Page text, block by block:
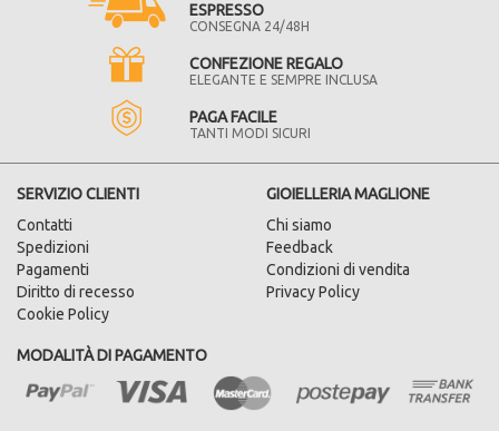
ESPRESSO
CONSEGNA 24/48H
CONFEZIONE REGALO
ELEGANTE E SEMPRE INCLUSA
PAGA FACILE
TANTI MODI SICURI
SERVIZIO CLIENTI
Contatti
Spedizioni
Pagamenti
Diritto di recesso
Cookie Policy
GIOIELLERIA MAGLIONE
Chi siamo
Feedback
Condizioni di vendita
Privacy Policy
MODALITÀ DI PAGAMENTO